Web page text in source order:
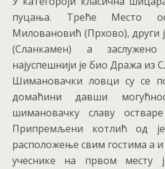
пуцања. Треће Место
Миловановић (Прхово), други
(Сланкамен) а
најуспешнији је био Дража из
Шимановачки ловци су се
домаћини давши
шимановачку славу
Припремљени котлић од
расположење свим гостима а
учеснике на првом месту